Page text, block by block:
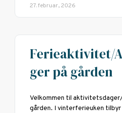
27. februar, 2026
Ferieaktivitet/
ger på gården
Velkommen til
gården. I vinterferieuken